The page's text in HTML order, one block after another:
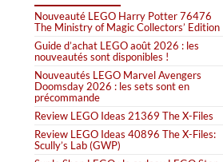
Nouveauté LEGO Harry Potter 76476
The Ministry of Magic Collectors’ Edition
Guide d’achat LEGO août 2026 : les
nouveautés sont disponibles !
Nouveautés LEGO Marvel Avengers
Doomsday 2026 : les sets sont en
précommande
Review LEGO Ideas 21369 The X-Files
Review LEGO Ideas 40896 The X-Files:
Scully’s Lab (GWP)